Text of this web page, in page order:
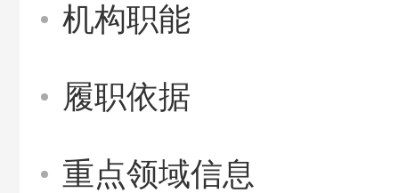
机构职能
履职依据
重点领域信息